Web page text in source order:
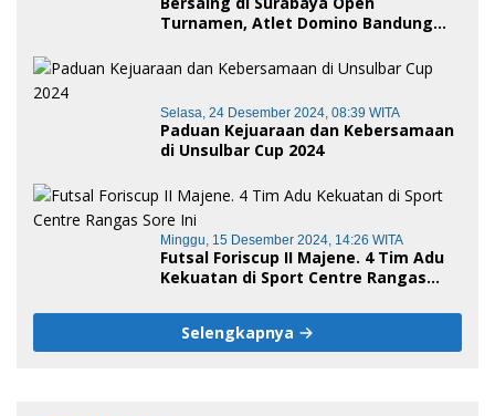
Turnamen, Atlet Domino Bandung
Selasa, 24 Desember 2024, 08:39 WITA
Paduan Kejuaraan dan Kebersamaan
di Unsulbar Cup 2024
Minggu, 15 Desember 2024, 14:26 WITA
Futsal Foriscup II Majene. 4 Tim Adu
Kekuatan di Sport Centre Rangas
Selengkapnya